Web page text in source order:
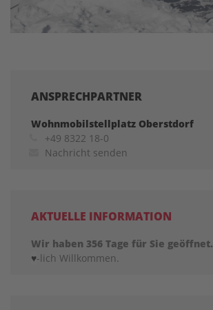
ANSPRECHPARTNER
Wohnmobilstellplatz Oberstdorf
+49 8322 18-0
Nachricht senden
AKTUELLE INFORMATION
Wir haben 356 Tage für Sie geöffnet.
♥-lich Willkommen.